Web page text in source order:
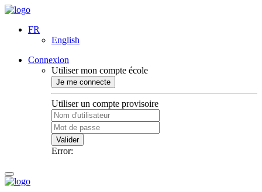
FR
English
Connexion
Utiliser mon compte école
Je me connecte
Utiliser un compte provisoire
Valider
Error: